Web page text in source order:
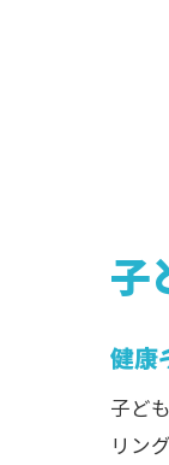
子
健康
子ど
リン